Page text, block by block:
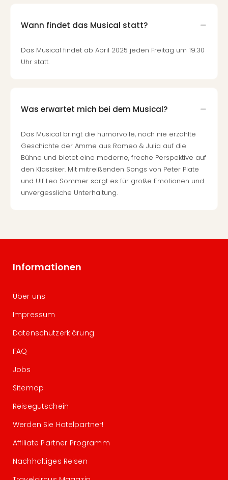
Wann findet das Musical statt?
Das Musical findet ab April 2025 jeden Freitag um 19:30
Uhr statt.
Was erwartet mich bei dem Musical?
Das Musical bringt die humorvolle, noch nie erzählte
Geschichte der Amme aus Romeo & Julia auf die
Bühne und bietet eine moderne, freche Perspektive auf
den Klassiker. Mit mitreißenden Songs von Peter Plate
und Ulf Leo Sommer sorgt es für große Emotionen und
unvergessliche Unterhaltung.
Informationen
Über uns
Impressum
Datenschutzerklärung
FAQ
Jobs
Sitemap
Reisegutschein
Werden Sie Hotelpartner!
Affiliate Partner Programm
Nachhaltiges Reisen